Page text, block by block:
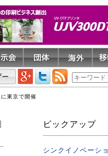
東京で開催
ピックアップ
シンクイノベーショ